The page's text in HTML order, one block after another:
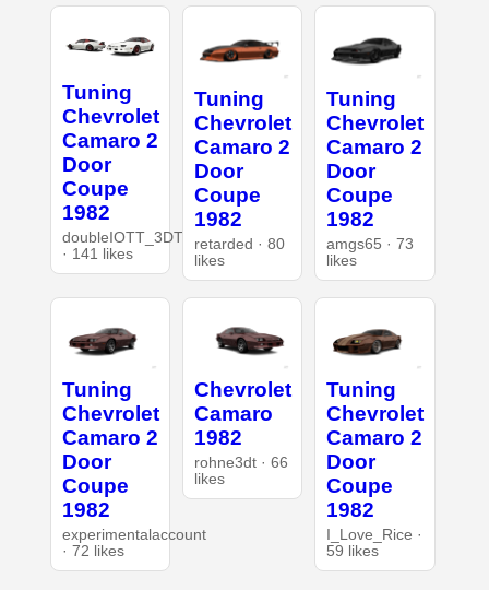
Tuning
Chevrolet
Camaro 2
Door
Coupe
1982
doubleIOTT_3DT
· 141 likes
Tuning
Chevrolet
Camaro 2
Door
Coupe
1982
retarded · 80
likes
Tuning
Chevrolet
Camaro 2
Door
Coupe
1982
amgs65 · 73
likes
Tuning
Chevrolet
Camaro 2
Door
Coupe
1982
experimentalaccount
· 72 likes
Chevrolet
Camaro
1982
rohne3dt · 66
likes
Tuning
Chevrolet
Camaro 2
Door
Coupe
1982
I_Love_Rice ·
59 likes